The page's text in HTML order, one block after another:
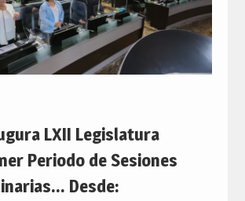
LXII Legislatura
Periodo de Sesiones
Desde: